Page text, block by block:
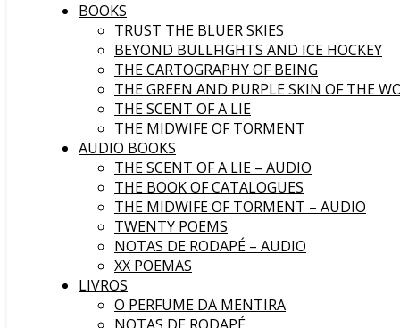
BOOKS
TRUST THE BLUER SKIES
BEYOND BULLFIGHTS AND ICE HOCKEY
THE CARTOGRAPHY OF BEING
THE GREEN AND PURPLE SKIN OF THE
THE SCENT OF A LIE
THE MIDWIFE OF TORMENT
AUDIO BOOKS
THE SCENT OF A LIE – AUDIO
THE BOOK OF CATALOGUES
THE MIDWIFE OF TORMENT – AUDIO
TWENTY POEMS
NOTAS DE RODAPÉ – AUDIO
XX POEMAS
LIVROS
O PERFUME DA MENTIRA